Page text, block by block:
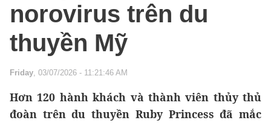
norovirus trên du
thuyền Mỹ
Friday, 03/07/2026 - 11:21:46 AM
Hơn 120 hành khách và thành viên thủy thủ
đoàn trên du thuyền Ruby Princess đã mắc